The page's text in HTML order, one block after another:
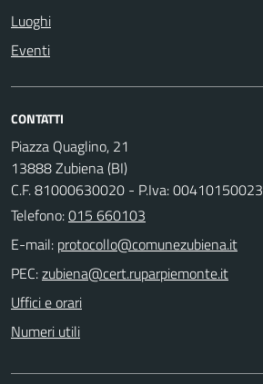
Luoghi
Eventi
CONTATTI
Piazza Quaglino, 21
13888 Zubiena (BI)
C.F. 81000630020 - P.Iva: 00410150023
Telefono:015 660103
E-mail:
PEC:
Uffici e orari
Numeri utili